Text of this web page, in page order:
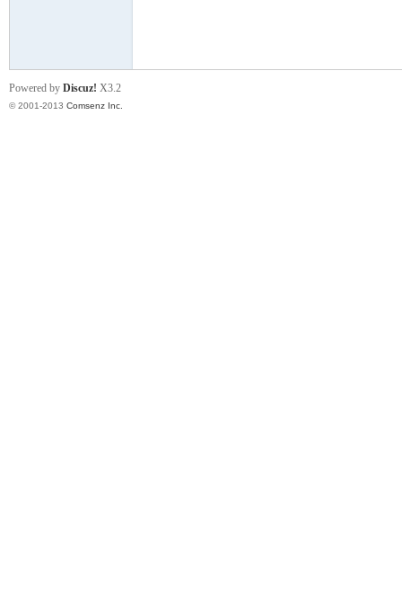
Powered by Discuz! X3.2
© 2001-2013 Comsenz Inc.